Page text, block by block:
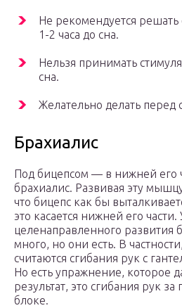
Не рекомендуется
1-2 часа до сна.
Нельзя принимать
сна.
Желательно делать перед
Брахиалис
Под бицепсом — в нижней его
брахиалис. Развивая эту
что бицепс как бы
это касается нижней его
целенаправленного развития
много, но они есть. В
считаются сгибания рук с
Но есть упражнение, которое
результат, это сгибания рук
блоке.